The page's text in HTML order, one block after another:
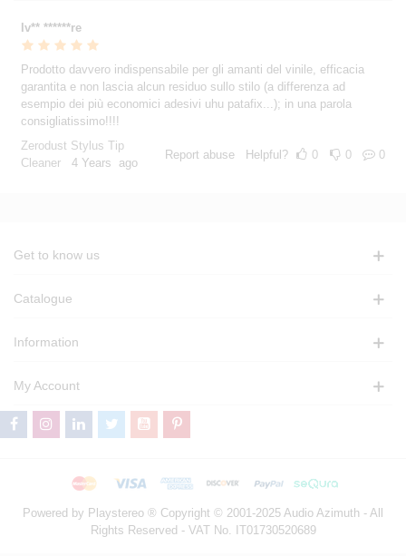
Iv** ******re
Prodotto davvero indispensabile per gli amanti del vinile, efficacia
garantita e non lascia alcun residuo sullo stilo (a differenza ad
esempio dei più economici adesivi uhu patafix...); in una parola
consigliatissimo!!!!
Zerodust Stylus Tip
Cleaner
4 Years ago
Report abuse Helpful? 0 0 0
Get to know us
Catalogue
Information
My Account
Powered by Playstereo ® Copyright © 2001-2025 Audio Azimuth - All
Rights Reserved - VAT No. IT01730520689